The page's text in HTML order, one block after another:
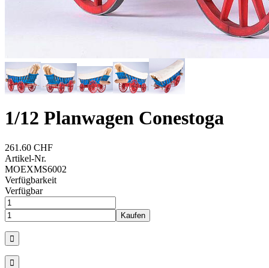
1/12 Planwagen Conestoga
261.60 CHF
Artikel-Nr.
MOEXMS6002
Verfügbarkeit
Verfügbar